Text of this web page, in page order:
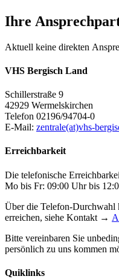
Ihre
Aktuell keine direkten
VHS Bergisch Land
Schillerstraße 9
42929 Wermelskirchen
Telefon 02196/94704-0
E-Mail: zentrale(at)vhs-
Erreichbarkeit
Die telefonische
Mo bis Fr: 09:00 Uhr bis
Über die Telefon-Durchwahl
erreichen, siehe Kontakt →
Bitte vereinbaren Sie
persönlich zu uns kommen
Quiklinks